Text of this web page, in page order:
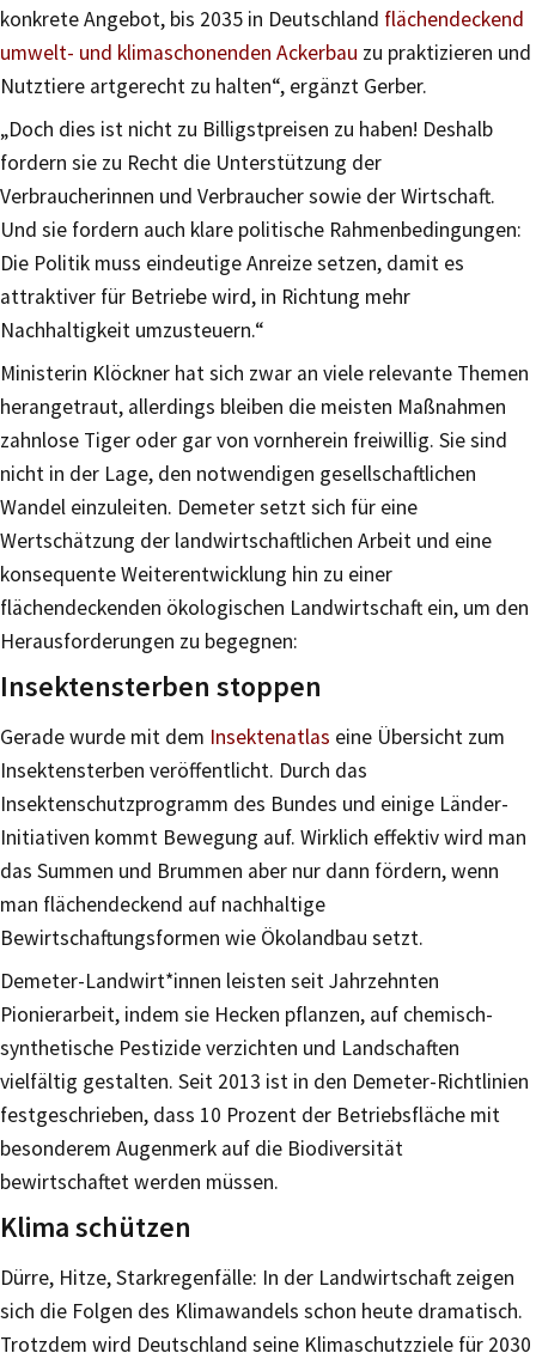
konkrete Angebot, bis 2035 in Deutschland flächendeckend
umwelt- und klimaschonenden Ackerbau zu praktizieren und
Nutztiere artgerecht zu halten“, ergänzt Gerber.
„Doch dies ist nicht zu Billigstpreisen zu haben! Deshalb
fordern sie zu Recht die Unterstützung der
Verbraucherinnen und Verbraucher sowie der Wirtschaft.
Und sie fordern auch klare politische Rahmenbedingungen:
Die Politik muss eindeutige Anreize setzen, damit es
attraktiver für Betriebe wird, in Richtung mehr
Nachhaltigkeit umzusteuern.“
Ministerin Klöckner hat sich zwar an viele relevante Themen
herangetraut, allerdings bleiben die meisten Maßnahmen
zahnlose Tiger oder gar von vornherein freiwillig. Sie sind
nicht in der Lage, den notwendigen gesellschaftlichen
Wandel einzuleiten. Demeter setzt sich für eine
Wertschätzung der landwirtschaftlichen Arbeit und eine
konsequente Weiterentwicklung hin zu einer
flächendeckenden ökologischen Landwirtschaft ein, um den
Herausforderungen zu begegnen:
Insektensterben stoppen
Gerade wurde mit dem Insektenatlas eine Übersicht zum
Insektensterben veröffentlicht. Durch das
Insektenschutzprogramm des Bundes und einige Länder-
Initiativen kommt Bewegung auf. Wirklich effektiv wird man
das Summen und Brummen aber nur dann fördern, wenn
man flächendeckend auf nachhaltige
Bewirtschaftungsformen wie Ökolandbau setzt.
Demeter-Landwirt*innen leisten seit Jahrzehnten
Pionierarbeit, indem sie Hecken pflanzen, auf chemisch-
synthetische Pestizide verzichten und Landschaften
vielfältig gestalten. Seit 2013 ist in den Demeter-Richtlinien
festgeschrieben, dass 10 Prozent der Betriebsfläche mit
besonderem Augenmerk auf die Biodiversität
bewirtschaftet werden müssen.
Klima schützen
Dürre, Hitze, Starkregenfälle: In der Landwirtschaft zeigen
sich die Folgen des Klimawandels schon heute dramatisch.
Trotzdem wird Deutschland seine Klimaschutzziele für 2030